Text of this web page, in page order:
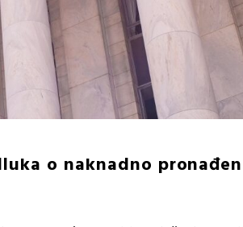
o naknadno